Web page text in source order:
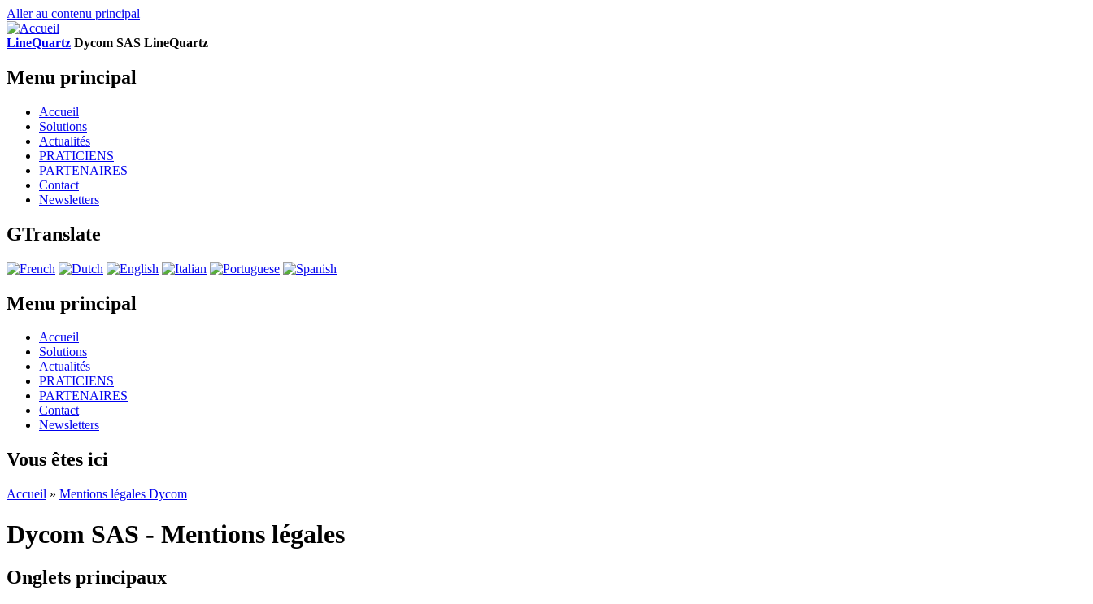
Aller au contenu principal
LineQuartz Dycom SAS LineQuartz
Menu principal
Accueil
Solutions
Actualités
PRATICIENS
PARTENAIRES
Contact
Newsletters
GTranslate
Menu principal
Accueil
Solutions
Actualités
PRATICIENS
PARTENAIRES
Contact
Newsletters
Vous êtes ici
Accueil » Mentions légales Dycom
Dycom SAS - Mentions légales
Onglets principaux